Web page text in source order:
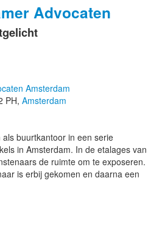
Advocaten
PH, Amsterdam
buurtkantoor in een serie
in Amsterdam. In de etalages van
de ruimte om te exposeren.
is erbij gekomen en daarna een